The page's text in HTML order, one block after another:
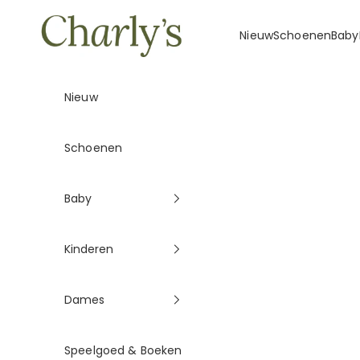
Charly's NieuwSchoenenBaby
Nieuw
Schoenen
Baby
Kinderen
Dames
Speelgoed & Boeken